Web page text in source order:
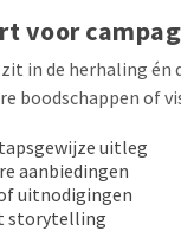
voor
in de herhaling
boodschappen of
uitleg
aanbiedingen
uitnodigingen
storytelling